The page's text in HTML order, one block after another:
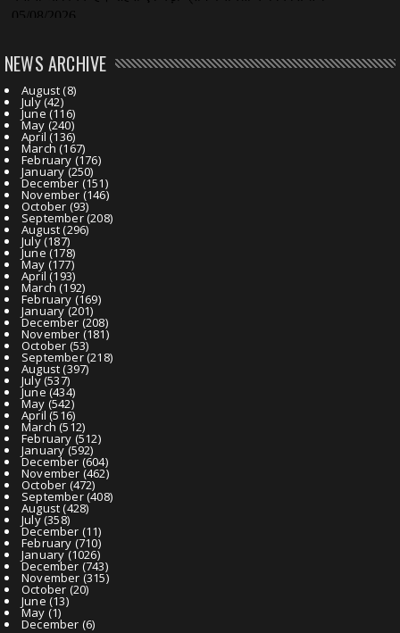
NEWS ARCHIVE
August(8)
July(42)
June(116)
May (240)
April (136)
March (167)
February (176)
January(250)
December (151)
November (146)
October (93)
September(208)
August(296)
July(187)
June(178)
May (177)
April (193)
March (192)
February (169)
January(201)
December (208)
November (181)
October (53)
September(218)
August(397)
July(537)
June(434)
May (542)
April (516)
March (512)
February (512)
January(592)
December (604)
November (462)
October (472)
September(408)
August(428)
July(358)
December (11)
February (710)
January(1026)
December (743)
November (315)
October (20)
June (13)
May (1)
December (6)